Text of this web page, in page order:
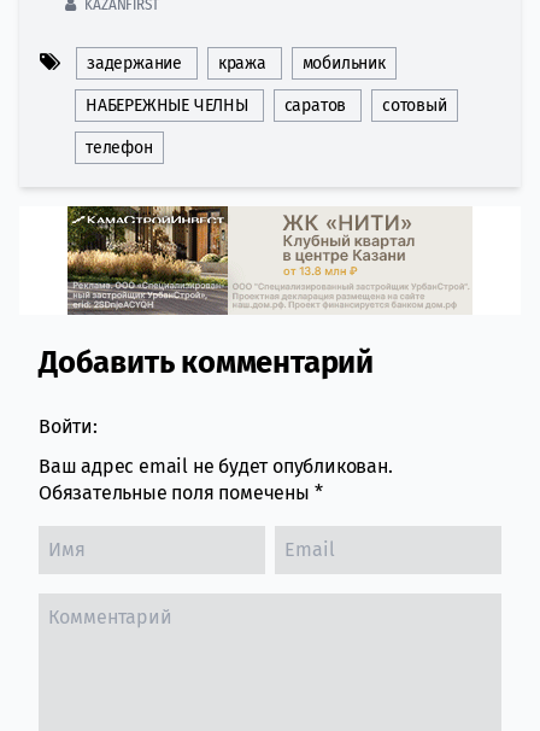
KAZANFIRST
задержание кража мобильник
НАБЕРЕЖНЫЕ ЧЕЛНЫ саратов сотовый
телефон
Comment section
Добавить комментарий
Войти:
Ваш адрес email не будет опубликован.
Обязательные поля помечены *